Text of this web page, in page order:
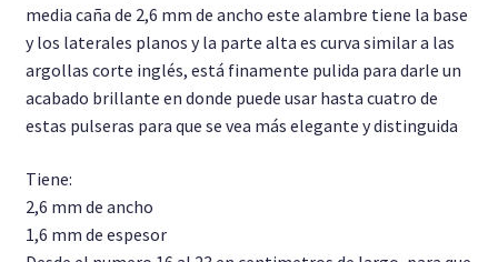
Cadenas
Pendientes y Aretes
media caña de 2,6 mm de ancho este alambre tiene la base
y los laterales planos y la parte alta es curva similar a las
argollas corte inglés, está finamente pulida para darle un
acabado brillante en donde puede usar hasta cuatro de
estas pulseras para que se vea más elegante y distinguida
Tiene:
2,6 mm de ancho
1,6 mm de espesor